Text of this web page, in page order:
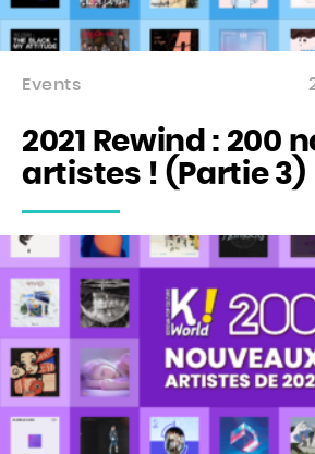
Events
2021 Rewind : 200
artistes ! (Partie 3)